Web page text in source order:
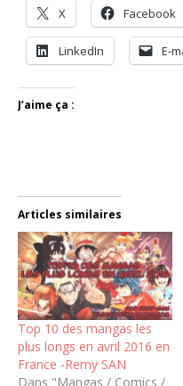
X Facebook
LinkedIn E-
J’aime ça :
Articles similaires
Top 10 des mangas les
plus longs en avril 2016 en
France -Remy SAN
Dans "Mangas / Comics /